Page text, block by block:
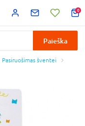
0
Paieška
Pasiruošimas šventei